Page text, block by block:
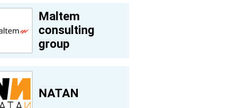
Maltem
consulting
group
NATAN